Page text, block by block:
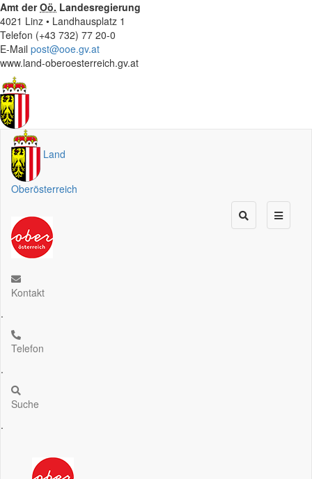
Amt derOö. Landesregierung
4021 Linz • Landhausplatz 1
Telefon (+43 732) 77 20-0
E-Mail post@ooe.gv.at
www.land-oberoesterreich.gv.at
Land
Oberösterreich
Kontakt
.
Telefon
.
Suche
.